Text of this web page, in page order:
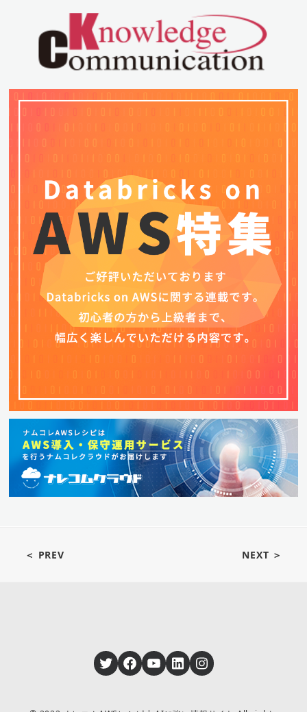
＜ PREV NEXT ＞
Twitter Facebook YouTube LinkedIn Instagram